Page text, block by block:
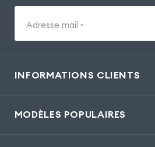
Adresse mail *
INFORMATIONS CLIENTS
MODÈLES POPULAIRES